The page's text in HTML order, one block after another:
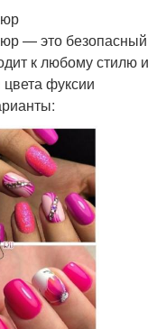
— это безопасный
к любому стилю и
фуксии